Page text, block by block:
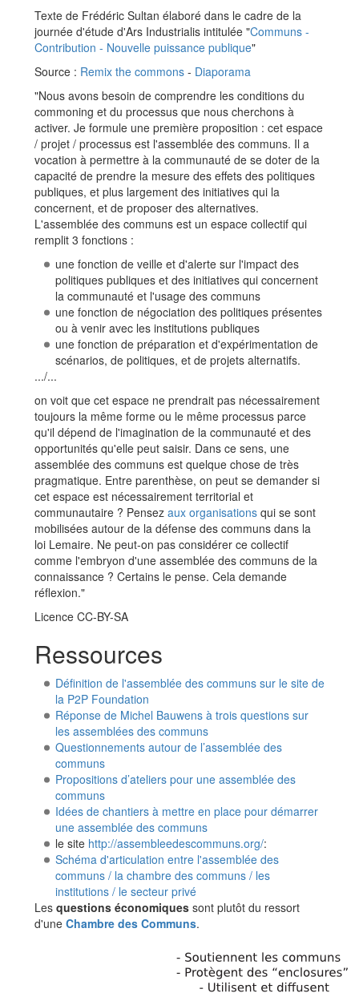
Texte de Frédéric Sultan élaboré dans le cadre de la
journée d'étude d'Ars Industrialis intitulée "Communs -
Contribution - Nouvelle puissance publique"
Source : Remix the commons - Diaporama
"Nous avons besoin de comprendre les conditions du
commoning et du processus que nous cherchons à
activer. Je formule une première proposition : cet espace
/ projet / processus est l'assemblée des communs. Il a
vocation à permettre à la communauté de se doter de la
capacité de prendre la mesure des effets des politiques
publiques, et plus largement des initiatives qui la
concernent, et de proposer des alternatives.
L'assemblée des communs est un espace collectif qui
remplit 3 fonctions :
une fonction de veille et d'alerte sur l'impact des
politiques publiques et des initiatives qui concernent
la communauté et l'usage des communs
une fonction de négociation des politiques présentes
ou à venir avec les institutions publiques
une fonction de préparation et d'expérimentation de
scénarios, de politiques, et de projets alternatifs.
.../...
on voit que cet espace ne prendrait pas nécessairement
toujours la même forme ou le même processus parce
qu'il dépend de l'imagination de la communauté et des
opportunités qu'elle peut saisir. Dans ce sens, une
assemblée des communs est quelque chose de très
pragmatique. Entre parenthèse, on peut se demander si
cet espace est nécessairement territorial et
communautaire ? Pensez aux organisations qui se sont
mobilisées autour de la défense des communs dans la
loi Lemaire. Ne peut-on pas considérer ce collectif
comme l'embryon d'une assemblée des communs de la
connaissance ? Certains le pense. Cela demande
réflexion."
Licence CC-BY-SA
Ressources
Définition de l'assemblée des communs sur le site de
la P2P Foundation
Réponse de Michel Bauwens à trois questions sur
les assemblées des communs
Questionnements autour de l’assemblée des
communs
Propositions d’ateliers pour une assemblée des
communs
Idées de chantiers à mettre en place pour démarrer
une assemblée des communs
le site http://assembleedescommuns.org/:
Schéma d'articulation entre l'assemblée des
communs / la chambre des communs / les
institutions / le secteur privé
Les questions économiques sont plutôt du ressort
d'une Chambre des Communs.